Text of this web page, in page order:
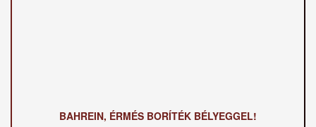
BAHREIN, ÉRMÉS BORÍTÉK BÉLYEGGEL!